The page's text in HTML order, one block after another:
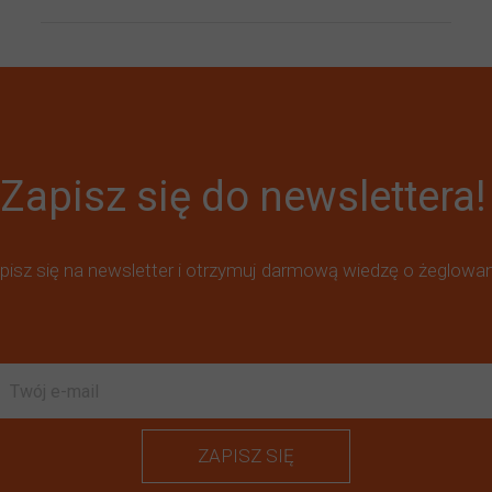
Zapisz się do newslettera!
się na newsletter i otrzymuj darmową wiedzę o
ZAPISZ SIĘ